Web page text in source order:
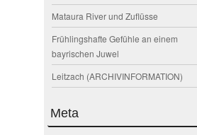
Mataura River und Zuflüsse
Frühlingshafte Gefühle an einem
bayrischen Juwel
Leitzach (ARCHIVINFORMATION)
Meta